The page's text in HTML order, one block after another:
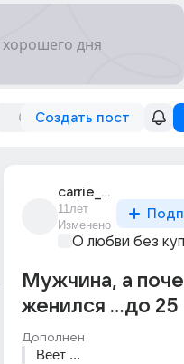
Создать пост
carrie_tsu
11лет
Изменено
О любви без
Мужчина, а
женился ...до 25
Дополнен
Веет ...